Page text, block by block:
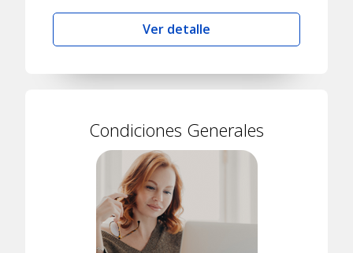
Ver detalle
Condiciones Generales